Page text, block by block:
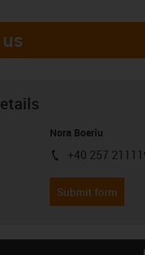
Nora Boeriu
igus-icon-phone
+40 257
Submit form